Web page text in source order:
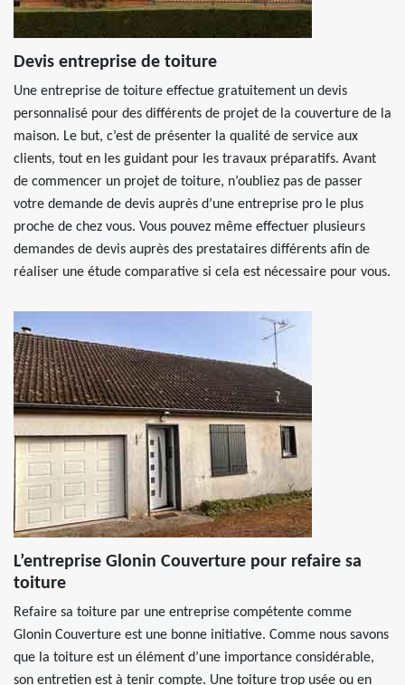
Devis entreprise de toiture
Une entreprise de toiture effectue gratuitement un devis
personnalisé pour des différents de projet de la couverture de la
maison. Le but, c’est de présenter la qualité de service aux
clients, tout en les guidant pour les travaux préparatifs. Avant
de commencer un projet de toiture, n’oubliez pas de passer
votre demande de devis auprès d’une entreprise pro le plus
proche de chez vous. Vous pouvez même effectuer plusieurs
demandes de devis auprès des prestataires différents afin de
réaliser une étude comparative si cela est nécessaire pour vous.
L’entreprise Glonin Couverture pour refaire sa
toiture
Refaire sa toiture par une entreprise compétente comme
Glonin Couverture est une bonne initiative. Comme nous savons
que la toiture est un élément d’une importance considérable,
son entretien est à tenir compte. Une toiture trop usée ou en